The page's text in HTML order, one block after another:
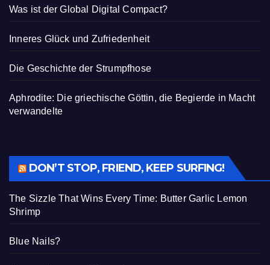
Was ist der Global Digital Compact?
Inneres Glück und Zufriedenheit
Die Geschichte der Strumpfhose
Aphrodite: Die griechische Göttin, die Begierde in Macht
verwandelte
DON’T STOP, FRIEND, KEEP SURFING!
The Sizzle That Wins Every Time: Butter Garlic Lemon
Shrimp
Blue Nails?